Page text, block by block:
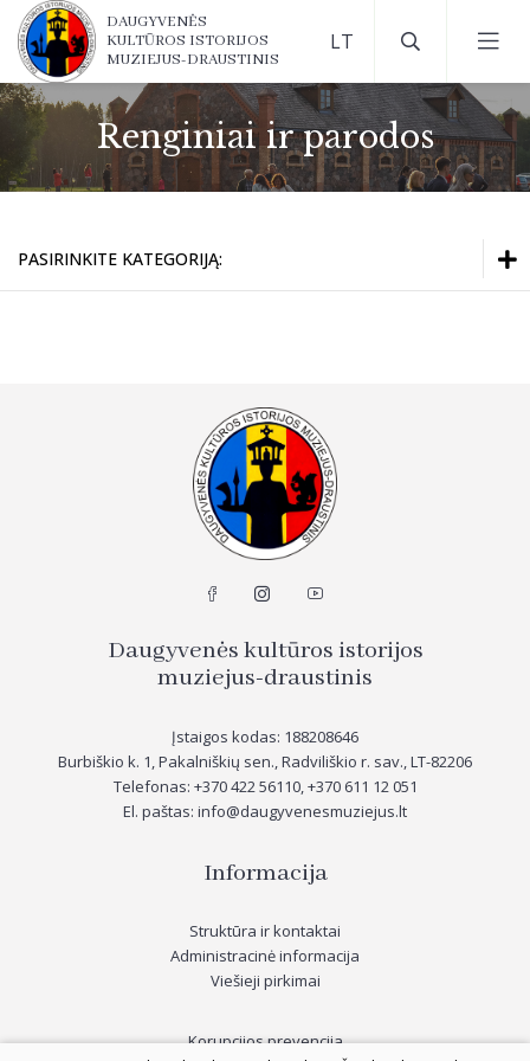
Parodos muziejuje
Virtualios parodos
DAUGYVENĖS
KULTŪROS ISTORIJOS
MUZIEJUS-DRAUSTINIS
Renginiai ir parodos
PASIRINKITE KATEGORIJĄ:
Daugyvenės kultūros istorijos
muziejus-draustinis
Įstaigos kodas: 188208646
Burbiškio k. 1, Pakalniškių sen., Radviliškio r. sav., LT-82206
Telefonas: +370 422 56110, +370611 12 051
El. paštas: info@daugyvenesmuziejus.lt
Informacija
Struktūra ir kontaktai
Administracinė informacija
Viešieji pirkimai
Korupcijos prevencija